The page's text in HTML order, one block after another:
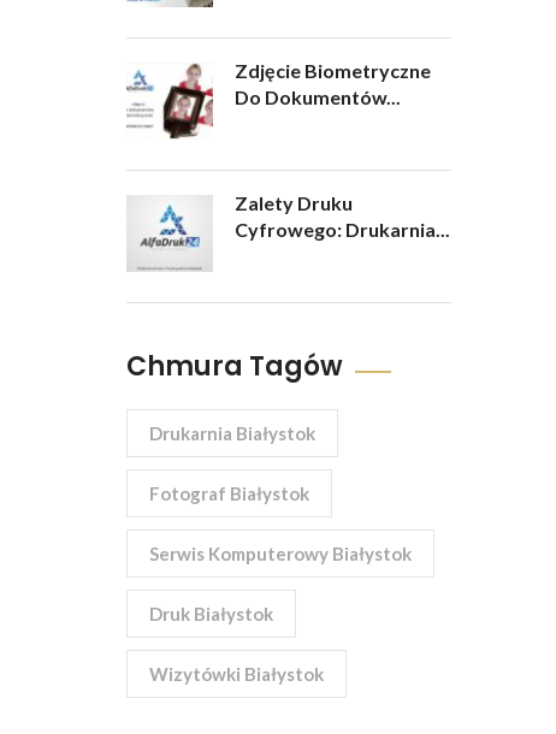
Zdjęcie Biometryczne
Do Dokumentów...
Zalety Druku
Cyfrowego: Drukarnia...
Chmura Tagów
Drukarnia Białystok
Fotograf Białystok
Serwis Komputerowy Białystok
Druk Białystok
Wizytówki Białystok